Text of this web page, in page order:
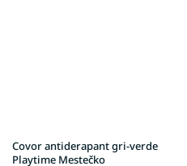
Covor antiderapant gri-verde
Playtime Mestečko